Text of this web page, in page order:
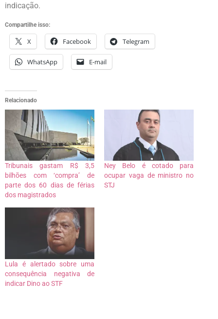
indicação.
Compartilhe isso:
X Facebook Telegram
WhatsApp E-mail
Relacionado
Tribunais gastam R$ 3,5
bilhões com ‘compra’ de
parte dos 60 dias de férias
dos magistrados
Ney Belo é cotado para
ocupar vaga de ministro no
STJ
Lula é alertado sobre uma
consequência negativa de
indicar Dino ao STF